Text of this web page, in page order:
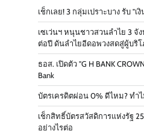
เช็กเลย! 3 กลุ่มเปราะบาง รับ "
เซเว่นฯ หนุนชาวสวนลำไย 3
ต่อปี ดันลำไยอีดอพวงสดสู่ผู้บริ
ธอส. เปิดตัว "G H BANK
Bank
บัตรเครดิตผ่อน 0% ดีไหม? ทำ
เช็กสิทธิ์บัตรสวัสดิการแห่งรัฐ
อย่างไรต่อ